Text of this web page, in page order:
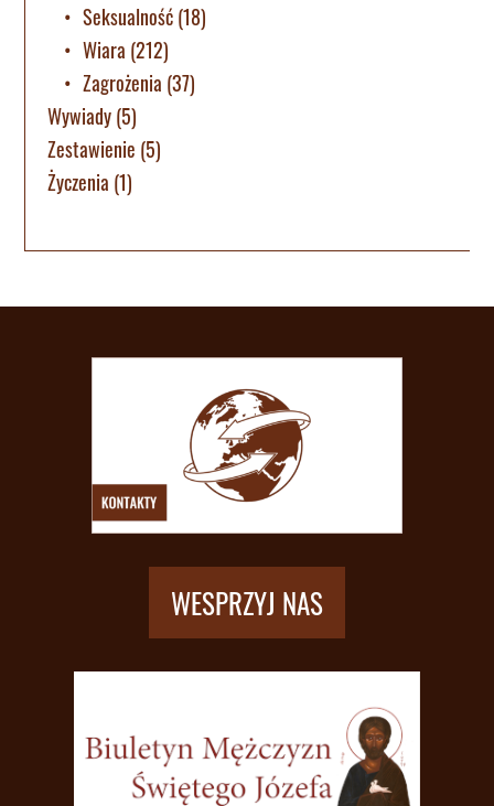
Seksualność(18)
Wiara (212)
Zagrożenia (37)
Wywiady(5)
Zestawienie (5)
Życzenia (1)
WESPRZYJ NAS